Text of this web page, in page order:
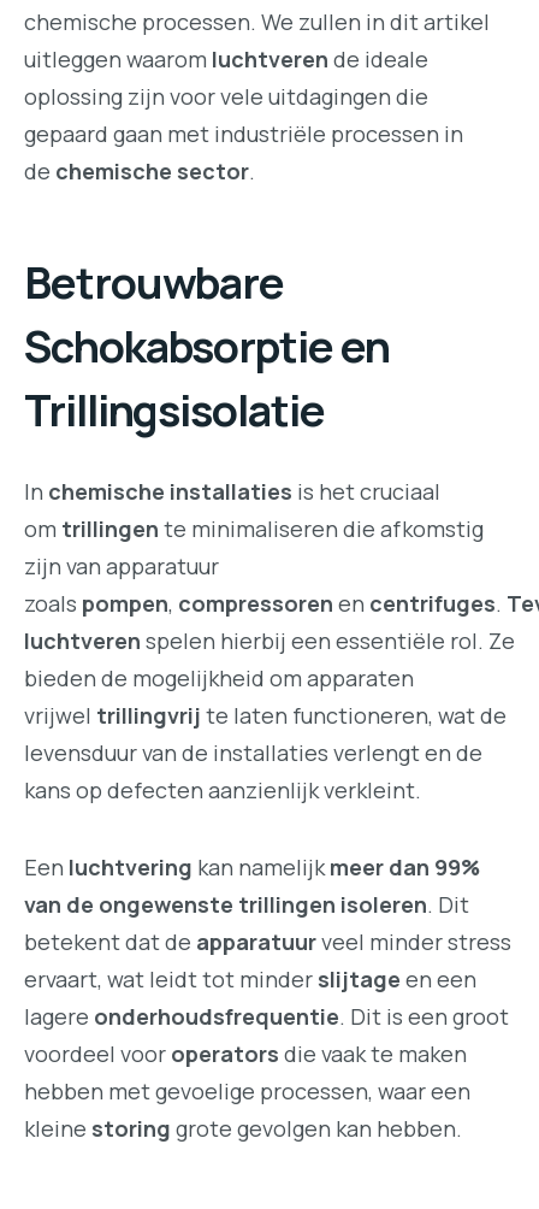
chemische processen. We zullen in dit artikel
uitleggen waarom luchtveren de ideale
oplossing zijn voor vele uitdagingen die
gepaard gaan met industriële processen in
de chemische sector.
Betrouwbare
Schokabsorptie en
Trillingsisolatie
In chemische installaties is het cruciaal
om trillingen te minimaliseren die afkomstig
zijn van apparatuur
zoals pompen, compressoren en centrifuges.
luchtveren spelen hierbij een essentiële rol. Ze
bieden de mogelijkheid om apparaten
vrijwel trillingvrij te laten functioneren, wat de
levensduur van de installaties verlengt en de
kans op defecten aanzienlijk verkleint.
Een luchtvering kan namelijkmeer dan 99%
van de ongewenste trillingen isoleren. Dit
betekent dat de apparatuurveel minder stress
ervaart, wat leidt tot minder slijtage en een
lagere onderhoudsfrequentie. Dit is een groot
voordeel voor operators die vaak te maken
hebben met gevoelige processen, waar een
kleine storing grote gevolgen kan hebben.